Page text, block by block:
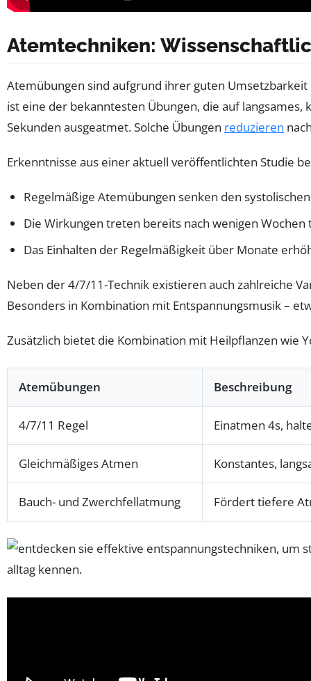
Atemtechniken:
Atemübungen sind aufgrund ihrer guten
ist eine der bekanntesten Übungen, die auf
Sekunden ausgeatmet. Solche Übungen reduzieren
Erkenntnisse aus einer aktuell veröffentlichten Studie
Regelmäßige Atemübungen senken den
Die Wirkungen treten bereits nach wenigen Wochen
Das Einhalten der Regelmäßigkeit über Monate
Neben der 4/7/11-Technik existieren auch zahlreiche
Besonders in Kombination mit Entspannungsmusik –
Zusätzlich bietet die Kombination mit Heilpflanzen wie
Atemübungen Beschreibung
4/7/11 Regel Einatmen 4s,
Gleichmäßiges Atmen Konstantes,
Bauch- und Zwerchfellatmung Fördert tiefere